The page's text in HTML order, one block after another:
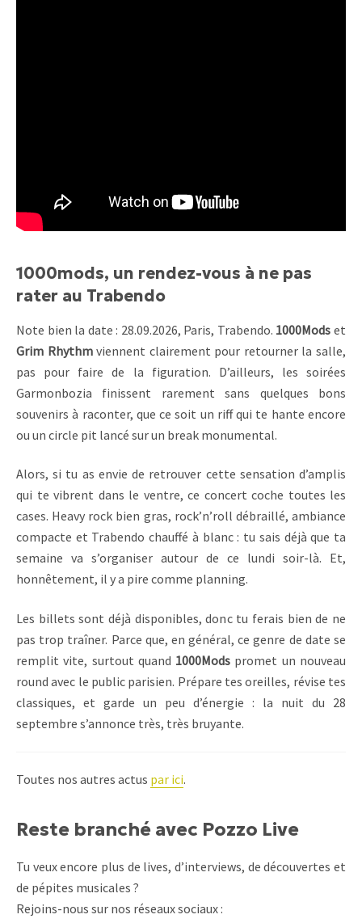
1000mods, un rendez-vous à ne pas
rater au Trabendo
Note bien la date : 28.09.2026, Paris, Trabendo. 1000Mods et
Grim Rhythmviennent clairement pour retourner la salle,
pas pour faire de la figuration. D’ailleurs, les soirées
Garmonbozia finissent rarement sans quelques bons
souvenirs à raconter, que ce soit un riff qui te hante encore
ou un circle pit lancé sur un break monumental.
Alors, si tu as envie de retrouver cette sensation d’amplis
qui te vibrent dans le ventre, ce concert coche toutes les
cases. Heavy rock bien gras, rock’n’roll débraillé, ambiance
compacte et Trabendo chauffé à blanc : tu sais déjà que ta
semaine va s’organiser autour de ce lundi soir-là. Et,
honnêtement, il y a pire comme planning.
Les billets sont déjà disponibles, donc tu ferais bien de ne
pas trop traîner. Parce que, en général, ce genre de date se
remplit vite, surtout quand 1000Mods promet un nouveau
round avec le public parisien. Prépare tes oreilles, révise tes
classiques, et garde un peu d’énergie : la nuit du 28
septembre s’annonce très, très bruyante.
Toutes nos autres actus par ici.
Reste branché avec Pozzo Live
Tu veux encore plus de lives, d’interviews, de découvertes et
de pépites musicales ?
Rejoins-nous sur nos réseaux sociaux :